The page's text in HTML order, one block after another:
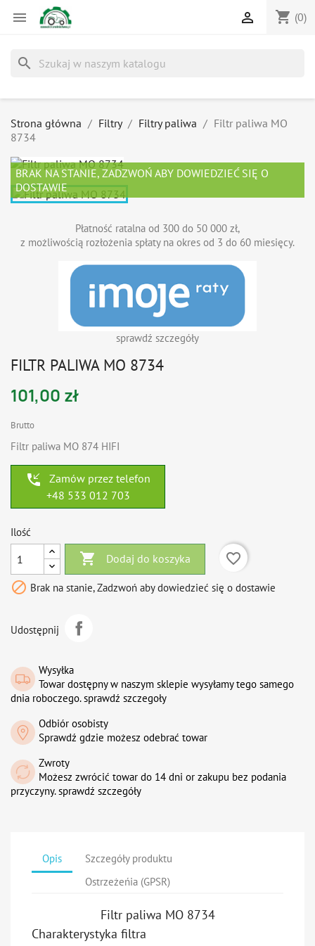
 shopping_cart (0)

search
Strona główna Filtry Filtry paliwa
Filtr paliwa MO
8734
BRAK NA STANIE, ZADZWOŃ ABY DOWIEDZIEĆ SIĘ O
DOSTAWIE
Płatność ratalna od 300 do 50 000 zł,
z możliwością rozłożenia spłaty na okres od 3 do 60 miesięcy.
sprawdź szczegóły
FILTR PALIWA MO 8734
101,00 zł
Brutto
Filtr paliwa MO 874 HIFI
phone_callback
Zamów przez telefon
+48 533 012 703
Ilość
 Dodaj do koszyka
favorite_border
 Brak na stanie, Zadzwoń aby dowiedzieć się o dostawie
Udostępnij
Wysyłka
Towar dostępny w naszym sklepie wysyłamy tego samego
dnia roboczego. sprawdź szczegoły
Odbiór osobisty
Sprawdź gdzie możesz odebrać towar
Zwroty
Możesz zwrócić towar do 14 dni or zakupu bez podania
przyczyny. sprawdź szczegóły
Opis
Szczegóły produktu
Ostrzeżeńia (GPSR)
Filtr paliwa MO 8734
Charakterystyka filtra